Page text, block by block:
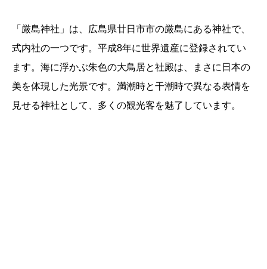
「厳島神社」は、広島県廿日市市の厳島にある神社で、
式内社の一つです。平成8年に世界遺産に登録されてい
ます。海に浮かぶ朱色の大鳥居と社殿は、まさに日本の
美を体現した光景です。満潮時と干潮時で異なる表情を
見せる神社として、多くの観光客を魅了しています。